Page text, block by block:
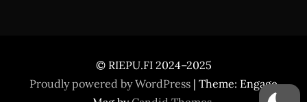
© RIEPU.FI 2024–2025
Proudly powered by WordPress | Theme: Engage